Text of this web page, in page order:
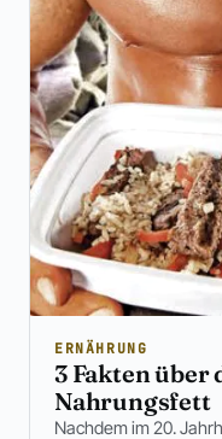
ERNÄHRUNG
3 Fakten über
Nahrungsfett
Nachdem im 20.